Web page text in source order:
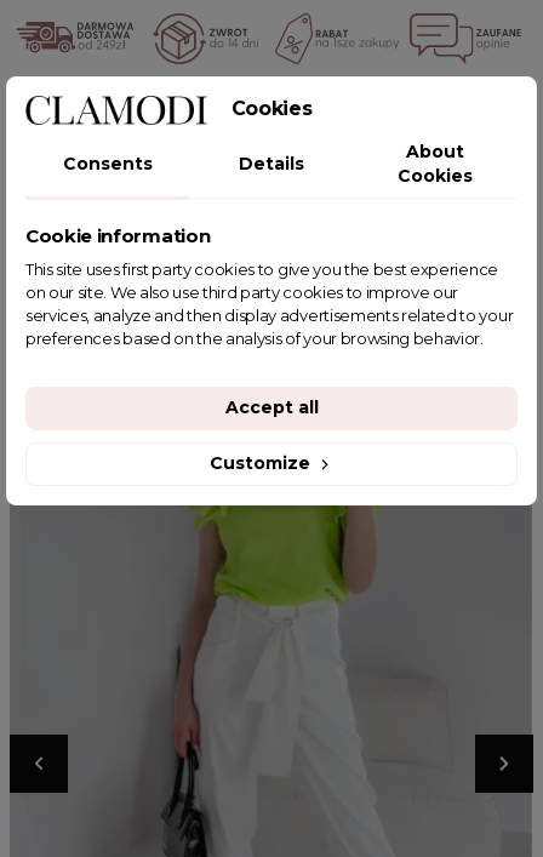
POWIĄZANE TAGI
YOU MIGHT ALSO LIKE
Cookies
Consents Details
About
Cookies
Cookie information
This site uses first party cookies to give you the best experience
on our site. We also use third party cookies to improve our
services, analyze and then display advertisements related to your
preferences based on the analysis of your browsing behavior.
Customize
Accept all